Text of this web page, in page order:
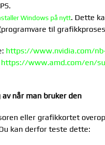
Windows på nytt. Dette
til
https://www.nvidia.com/
https://www.amd.com/en/
når man bruker den
eller grafikkortet
kan derfor teste dette: